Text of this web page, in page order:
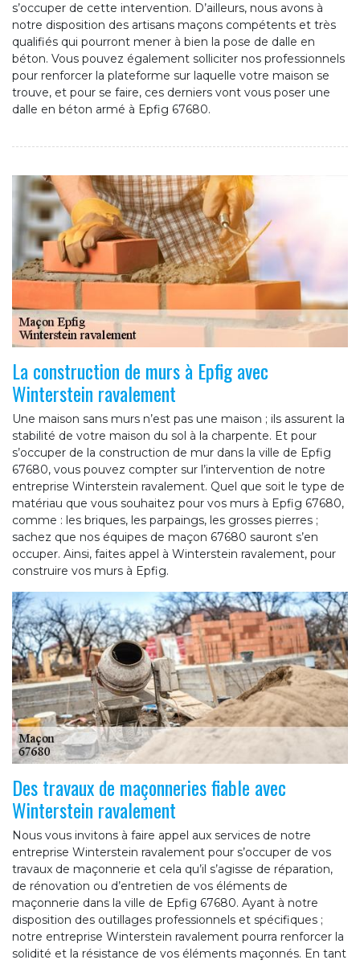
s’occuper de cette intervention. D’ailleurs, nous avons à
notre disposition des artisans maçons compétents et très
qualifiés qui pourront mener à bien la pose de dalle en
béton. Vous pouvez également solliciter nos professionnels
pour renforcer la plateforme sur laquelle votre maison se
trouve, et pour se faire, ces derniers vont vous poser une
dalle en béton armé à Epfig 67680.
La construction de murs à Epfig avec
Winterstein ravalement
Une maison sans murs n’est pas une maison ; ils assurent la
stabilité de votre maison du sol à la charpente. Et pour
s’occuper de la construction de mur dans la ville de Epfig
67680, vous pouvez compter sur l’intervention de notre
entreprise Winterstein ravalement. Quel que soit le type de
matériau que vous souhaitez pour vos murs à Epfig 67680,
comme : les briques, les parpaings, les grosses pierres ;
sachez que nos équipes de maçon 67680 sauront s’en
occuper. Ainsi, faites appel à Winterstein ravalement, pour
construire vos murs à Epfig.
Des travaux de maçonneries fiable avec
Winterstein ravalement
Nous vous invitons à faire appel aux services de notre
entreprise Winterstein ravalement pour s’occuper de vos
travaux de maçonnerie et cela qu’il s’agisse de réparation,
de rénovation ou d’entretien de vos éléments de
maçonnerie dans la ville de Epfig 67680. Ayant à notre
disposition des outillages professionnels et spécifiques ;
notre entreprise Winterstein ravalement pourra renforcer la
solidité et la résistance de vos éléments maçonnés. En tant